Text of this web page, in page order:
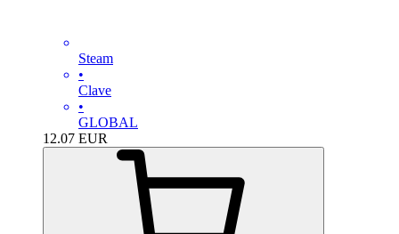
Steam
•
Clave
•
GLOBAL
12.07 EUR